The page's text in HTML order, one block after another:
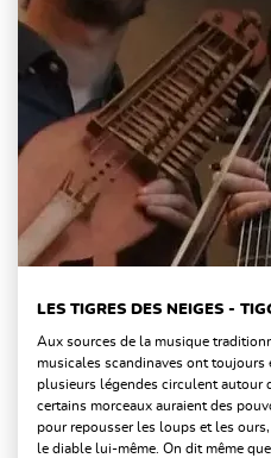
LES TIGRES DES NEIGES -
Aux sources de la musique
musicales scandinaves ont toujours
plusieurs légendes circulent autour
certains morceaux auraient des
pour repousser les loups et les
le diable lui-même. On dit même que